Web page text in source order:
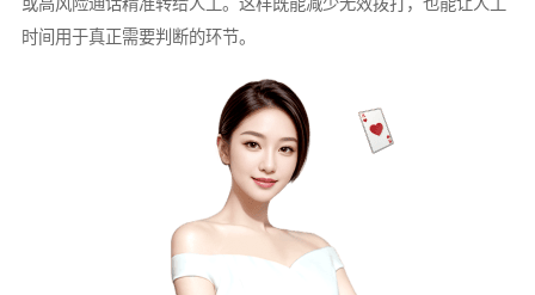
时间用于真正需要判断的环节。